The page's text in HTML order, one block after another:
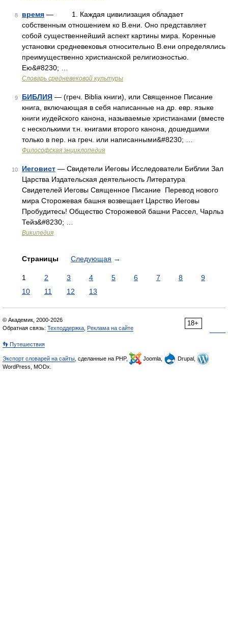
8 время — 1. Каждая цивилизация обладает
собственным отношением ко В.ени. Оно представляет
собой существеннейший аспект картины мира. Коренные
установки средневековья относительно В.ени определялись
преимущественно христианской религиозностью.
Ею&#8230; …
Словарь средневековой культуры
9 БИБЛИЯ — (греч. Biblia книги), или Священное Писание
книга, включающая в себя написанные на др. евр. языке
книги иудейского канона, называемые христианами (вместе
с несколькими т.н. книгами второго канона, дошедшими
только в пер. на греч. или написанными&#8230; …
Философская энциклопедия
10 Иеговист — Свидетели Иеговы Исследователи Библии Зал
Царства Издательская деятельность Литература
Свидетелей Иеговы Священное Писание Перевод нового
мира Сторожевая башня возвещает Царство Иеговы
Пробудитесь! Общество Сторожевой башни Рассел, Чарльз
Тейз&#8230; …
Википедия
Страницы Следующая →
1 2 3 4 5 6 7 8
9
10
11 12 13
18+
© Академик, 2000-2026
Обратная связь: Техподдержка Реклама на сайте
👣 Путешествия
Экспорт словарей на сайты , сделанные на PHP, Joomla,
Drupal,
WordPress, MODx.